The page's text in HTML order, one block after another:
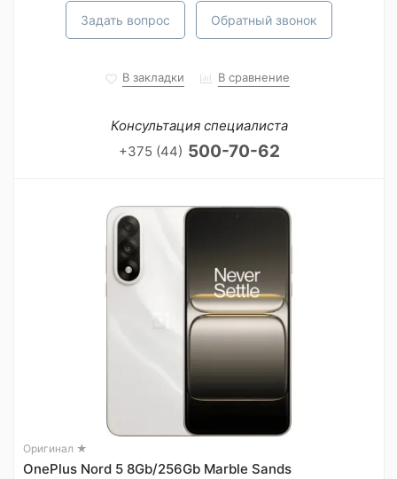
Задать вопрос Обратный звонок
В закладки В сравнение
Консультация специалиста
+375 (44) 500-70-62
Оригинал ★
OnePlus Nord 5 8Gb/256Gb Marble Sands